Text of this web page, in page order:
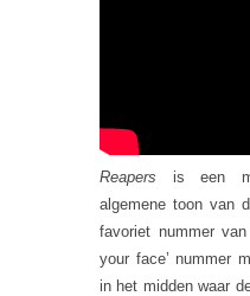
Reapers is een
algemene toon van
favoriet nummer
your face’ nummer
in het midden waar